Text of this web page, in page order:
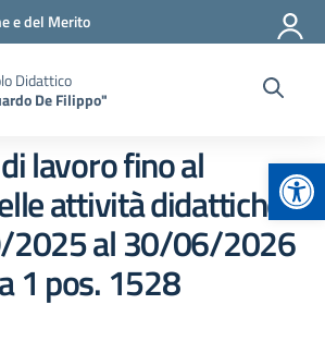
e del Merito
Didattico
De Filippo"
lavoro fino al
attività didattiche
2025 al 30/06/2026
1 pos. 1528